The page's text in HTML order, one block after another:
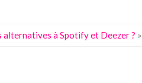
alternatives à Spotify et Deezer ? »